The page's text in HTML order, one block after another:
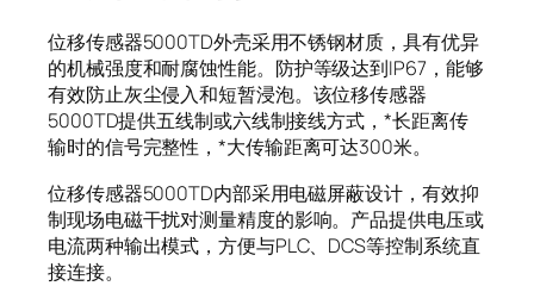
位移传感器5000TD外壳采用不锈钢材质，具有优异
的机械强度和耐腐蚀性能。防护等级达到IP67，能够
有效防止灰尘侵入和短暂浸泡。该位移传感器
5000TD提供五线制或六线制接线方式，*长距离传
输时的信号完整性，*大传输距离可达300米。
位移传感器5000TD内部采用电磁屏蔽设计，有效抑
制现场电磁干扰对测量精度的影响。产品提供电压或
电流两种输出模式，方便与PLC、DCS等控制系统直
接连接。